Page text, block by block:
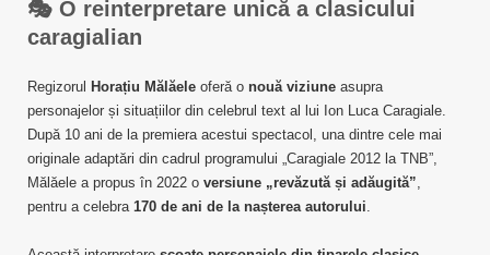
🎭 O reinterpretare unică a clasicului
caragialian
Regizorul Horațiu Mălăele oferă o nouă viziune asupra
personajelor și situațiilor din celebrul text al lui Ion Luca Caragiale.
După 10 ani de la premiera acestui spectacol, una dintre cele mai
originale adaptări din cadrul programului „Caragiale 2012 la TNB”,
Mălăele a propus în 2022 o versiune „revăzută și adăugită”,
pentru a celebra 170 de ani de la nașterea autorului.